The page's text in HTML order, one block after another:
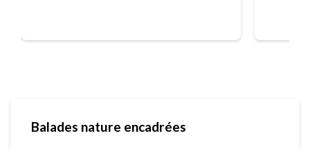
Balades nature encadrées